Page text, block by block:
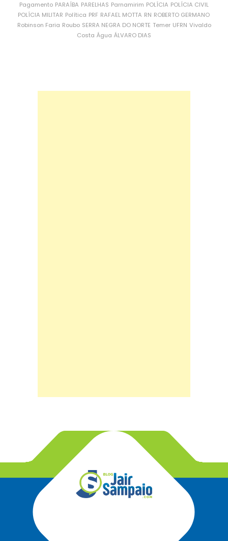
Pagamento PARAÍBA PARELHAS Parnamirim POLÍCIA POLÍCIA CIVIL
POLÍCIA MILITAR Política PRF RAFAEL MOTTA RN ROBERTO GERMANO
Robinson Faria Roubo SERRA NEGRA DO NORTE Temer UFRN Vivaldo
Costa Água ÁLVARO DIAS